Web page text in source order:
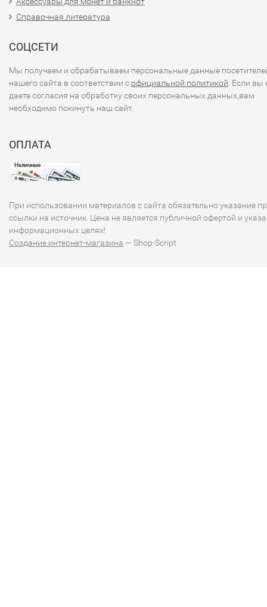
Справочная литература
СОЦСЕТИ
Мы получаем и обрабатываем персональные данные
нашего сайта в соответствии софициальной политикой . Если вы
даете согласия на обработку своих персональных данных,вам
необходимо покинуть наш сайт.
ОПЛАТА
При использовании материалов с сайта обязательно указание
ссылки на источник. Цена не является публичной офертой и
информационных целях!
Создание интернет-магазина — Shop-Script